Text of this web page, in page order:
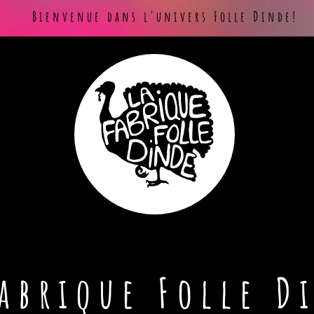
Bienvenue dans l'univers Folle Dinde!
Folle